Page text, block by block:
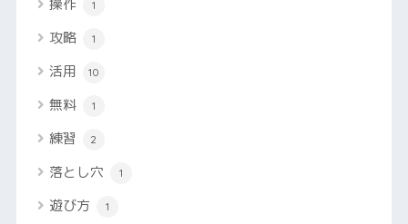
操作 1
攻略 1
活用 10
無料 1
練習 2
落とし穴 1
遊び方 1